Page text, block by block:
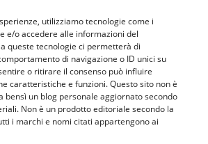
utilizziamo tecnologie come i
e/o accedere alle informazioni del
queste tecnologie ci permetterà di
di navigazione o ID unici su
o ritirare il consenso può influire
caratteristiche e funzioni. Questo sito non è
bensì un blog personale aggiornato secondo
Non è un prodotto editoriale secondo la
i marchi e nomi citati appartengono ai